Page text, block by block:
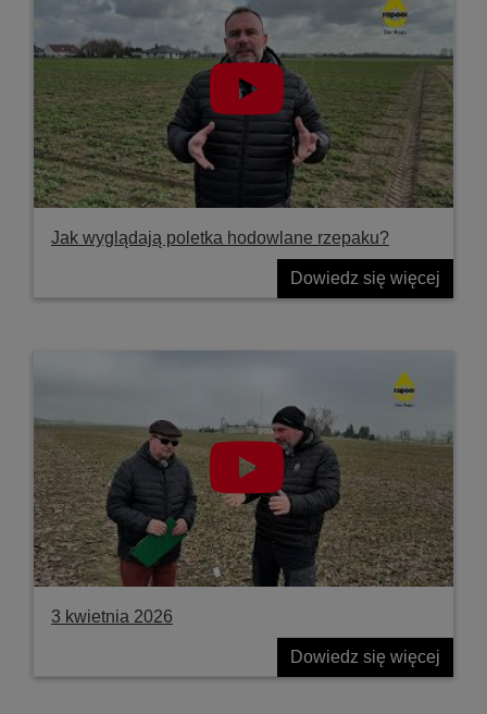
Jak wyglądają poletka hodowlane rzepaku?
Dowiedz się więcej
3 kwietnia 2026
Dowiedz się więcej